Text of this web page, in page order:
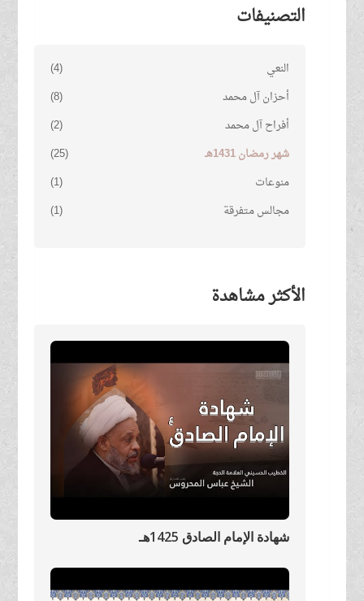
التصنيفات
النعي
(4)
أحزان آل محمد
(8)
أفراح آل محمد
(2)
شهر رمضان 1431هـ
(25)
منوعات
(1)
مجالس متفرقة
(1)
الأكثر مشاهدة
شهادة الإمام الصادق 1425هـ